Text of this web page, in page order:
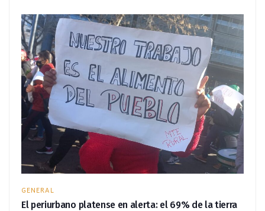
GENERAL
El periurbano platense en alerta: el 69% de la tierra